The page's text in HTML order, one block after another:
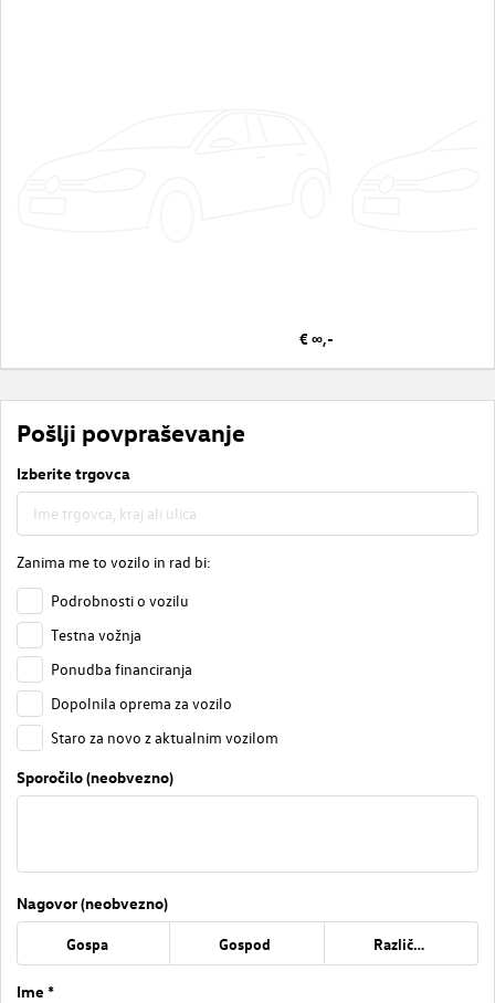
€ ∞,-
Pošlji povpraševanje
Izberite trgovca
Zanima me to vozilo in rad bi:
Podrobnosti o vozilu
Testna vožnja
Ponudba financiranja
Dopolnila oprema za vozilo
Staro za novo z aktualnim vozilom
Sporočilo (neobvezno)
Nagovor (neobvezno)
Gospa Gospod Različno
Ime *